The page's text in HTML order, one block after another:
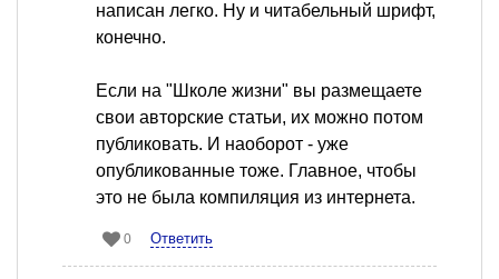
написан легко. Ну и читабельный шрифт,
конечно.
Если на "Школе жизни" вы размещаете
свои авторские статьи, их можно потом
публиковать. И наоборот - уже
опубликованные тоже. Главное, чтобы
это не была компиляция из интернета.
0 Ответить